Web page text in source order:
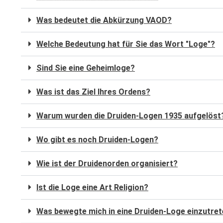
Mitgliedschaft
Groß-Loge
Bavaria-Loge
Wallenstein-
Groß-Loge
Humboldt-
Loge
Loge zum
Graf-Anton-
Lessing-Loge
Loge Heinrich
Groß-Loge
Logen nach
Druiden-Hilfe
Druidenheim
Neues Vom
Neue Beiträge
Alle
Podcast
Was bedeutet die Abkürzung VAOD?
Welche Bedeutung hat für Sie das Wort "Loge"?
Sind Sie eine Geheimloge?
Was ist das Ziel Ihres Ordens?
Warum wurden die Druiden-Logen 1935
Wo gibt es noch Druiden-Logen?
Wie ist der Druidenorden organisiert?
Ist die Loge eine Art Religion?
Was bewegte mich in eine Druiden-Loge